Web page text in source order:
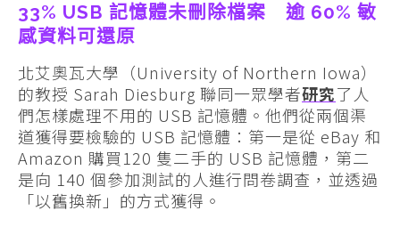
33% USB 記憶體未刪除檔案 逾 60% 敏
感資料可還原
北艾奧瓦大學（University of Northern Iowa）
的教授 Sarah Diesburg 聯同一眾學者研究了人
們怎樣處理不用的 USB 記憶體。他們從兩個渠
道獲得要檢驗的 USB 記憶體：第一是從 eBay 和
Amazon 購買120 隻二手的 USB 記憶體，第二
是向 140 個參加測試的人進行問卷調查，並透過
「以舊換新」的方式獲得。